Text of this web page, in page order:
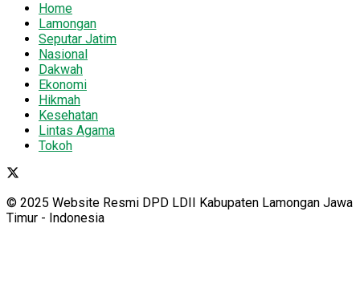
Home
Lamongan
Seputar Jatim
Nasional
Dakwah
Ekonomi
Hikmah
Kesehatan
Lintas Agama
Tokoh
© 2025 Website Resmi DPD LDII Kabupaten Lamongan Jawa
Timur - Indonesia